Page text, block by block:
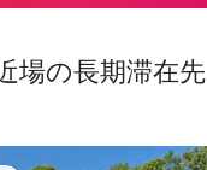
場の長期滞在先